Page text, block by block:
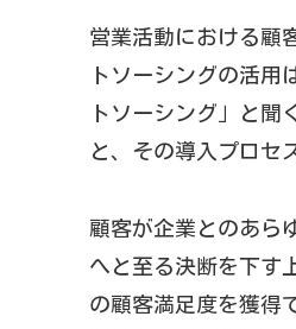
営業活動における顧
トソーシングの活
トソーシング」と
と、その導入プロセ
顧客が企業とのあら
へと至る決断を下す
の顧客満足度を獲得